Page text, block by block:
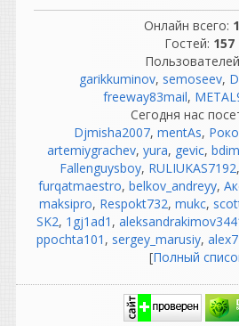
В нем есть доля
ностальгии, но как
описание реальности он
сильно идеализирован.
Разберем по частям.
«Как же было спокойно до
появления компа...»
На самом деле не совсем.
Да, компьютеров не было,
но были свои проблемы:
магнитофоны требовали
постоянной калибровки;
нужно было выставлять
подмагничивания (bias);
головки;
менять ленты, потому что
Онлайн всего:
Гостей: 157
garikkuminov, semoseev,
freeway83mail,
Сегодня нас
Djmisha2007, mentAs,
artemiygrachev, yura, gevic,
Fallenguysboy, RULIUKAS7192,
furqatmaestro, belkov_andreyy,
maksipro, Respokt732, mukc,
SK2, 1gj1ad1 ,
ppochta101 , sergey_marusiy,
[Полный